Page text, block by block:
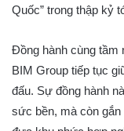
Quốc” trong thập kỷ
Đồng hành cùng tầm
BIM Group tiếp tục
đấu. Sự đồng hành
sức bền, mà còn